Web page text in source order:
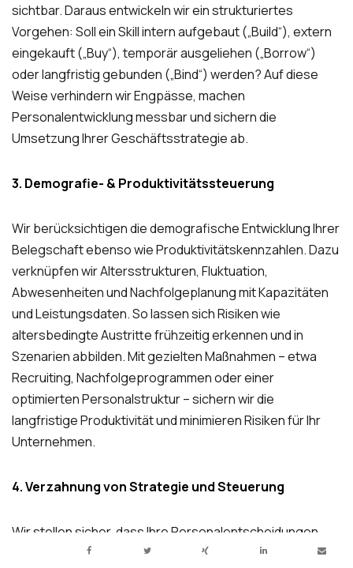
sichtbar. Daraus entwickeln wir ein strukturiertes
Vorgehen: Soll ein Skill intern aufgebaut („Build“), extern
eingekauft („Buy“), temporär ausgeliehen („Borrow“)
oder langfristig gebunden („Bind“) werden? Auf diese
Weise verhindern wir Engpässe, machen
Personalentwicklung messbar und sichern die
Umsetzung Ihrer Geschäftsstrategie ab.
3. Demografie- & Produktivitätssteuerung
Wir berücksichtigen die demografische Entwicklung Ihrer
Belegschaft ebenso wie Produktivitätskennzahlen. Dazu
verknüpfen wir Altersstrukturen, Fluktuation,
Abwesenheiten und Nachfolgeplanung mit Kapazitäten
und Leistungsdaten. So lassen sich Risiken wie
altersbedingte Austritte frühzeitig erkennen und in
Szenarien abbilden. Mit gezielten Maßnahmen – etwa
Recruiting, Nachfolgeprogrammen oder einer
optimierten Personalstruktur – sichern wir die
langfristige Produktivität und minimieren Risiken für Ihr
Unternehmen.
4. Verzahnung von Strategie und Steuerung
Wir stellen sicher, dass Ihre Personalentscheidungen
direkt an der Unternehmensstrategie ausgerichtet sind.